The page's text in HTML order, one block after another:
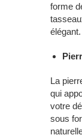
forme
élégant.
La
qui
votre
sous